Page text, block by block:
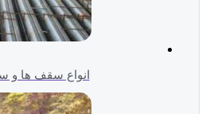
انواع سقف ها و سازه ها(222)